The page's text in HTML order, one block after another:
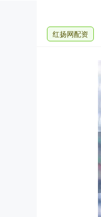
红扬网配资